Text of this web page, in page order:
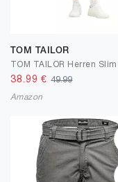
TOM TAILOR
38.99 €49.99
Amazon